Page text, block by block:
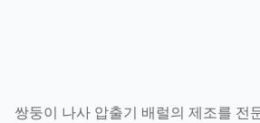
쌍둥이 나사 압출기 배럴의 제조를 전